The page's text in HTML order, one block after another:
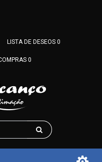
LISTA DE DESEOS 0
0